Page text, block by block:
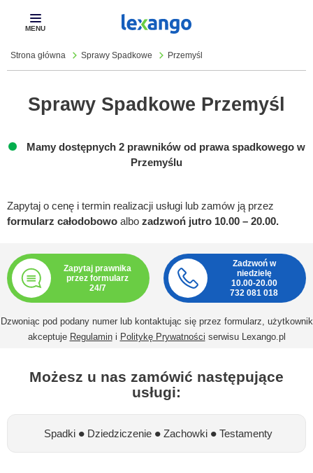
Pokaż
Strona główna Sprawy Spadkowe Przemyśl
Sprawy Spadkowe Przemyśl
Mamy dostępnych 2 prawników od prawa spadkowego w
Przemyślu
Zapytaj o cenę i termin realizacji usługi lub zamów ją przez
formularz całodobowo albo zadzwoń jutro 10.00 – 20.00.
Zapytaj prawnika
przez formularz
24/7
Zadzwoń w
niedzielę
10.00-20.00
732 081 018
Dzwoniąc pod podany numer lub kontaktując się przez formularz, użytkownik
akceptuje Regulamini Politykę Prywatności serwisu Lexango.pl
Możesz u nas zamówić następujące
usługi:
Spadki •Dziedziczenie •Zachowki •Testamenty